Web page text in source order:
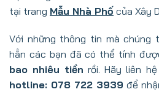
tại trang Mẫu Nhà Phố của Xây
Với những thông tin mà chúng
hẳn các bạn đã có thể tính
bao nhiêu tiền rồi. Hãy liên
hotline: 078 722 3939 để